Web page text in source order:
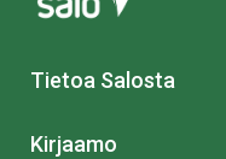
Tietoa Salosta
Kirjaamo